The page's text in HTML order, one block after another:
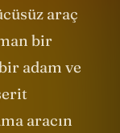
araç
bir
adam ve